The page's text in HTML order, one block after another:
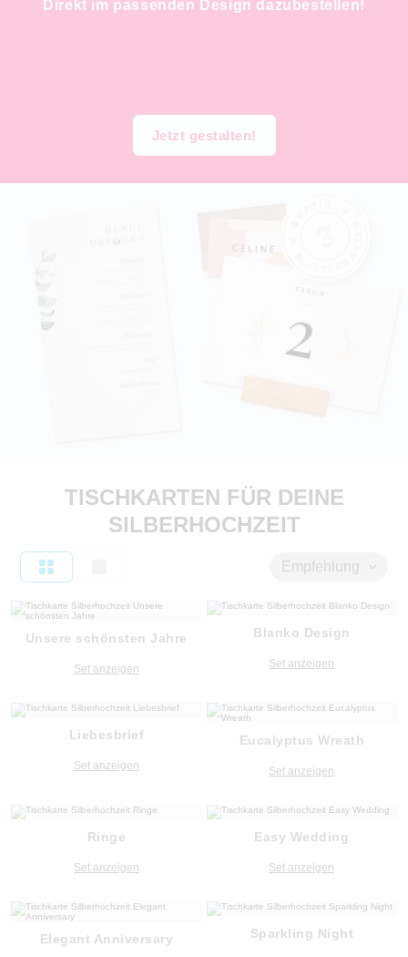
Direkt im passenden Design dazubestellen!
Jetzt gestalten!
TISCHKARTEN FÜR DEINE
SILBERHOCHZEIT
Empfehlung
Unsere schönsten Jahre
Set anzeigen
Blanko Design
Set anzeigen
Liebesbrief
Set anzeigen
Eucalyptus Wreath
Set anzeigen
Ringe
Set anzeigen
Easy Wedding
Set anzeigen
Elegant Anniversary Sparkling Night